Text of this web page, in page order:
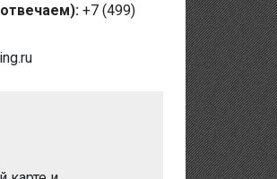
отвечаем):+7 (499)